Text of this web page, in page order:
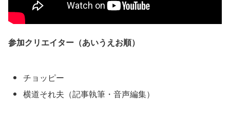
参加クリエイター（あいうえお順）
チョッピー
横道それ夫（記事執筆・音声編集）